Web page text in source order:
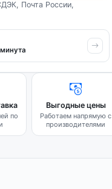
Почта России,
по
Выгодные цены
Работаем напрямую с
производителями